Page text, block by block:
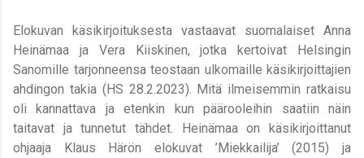
Elokuvan käsikirjoituksesta vastaavat suomalaiset Anna
Heinämaa ja Vera Kiiskinen, jotka kertoivat Helsingin
Sanomille tarjonneensa teostaan ulkomaille käsikirjoittajien
ahdingon takia (HS 28.2.2023). Mitä ilmeisemmin ratkaisu
oli kannattava ja etenkin kun päärooleihin saatiin näin
taitavat ja tunnetut tähdet. Heinämaa on käsikirjoittanut
ohjaaja Klaus Härön elokuvat ’Miekkailija’ (2015) ja